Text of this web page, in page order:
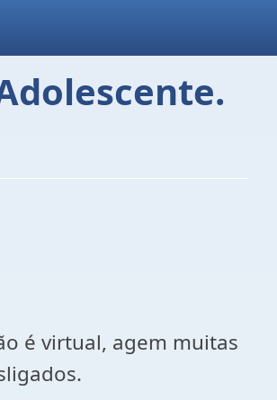
é virtual, agem muitas